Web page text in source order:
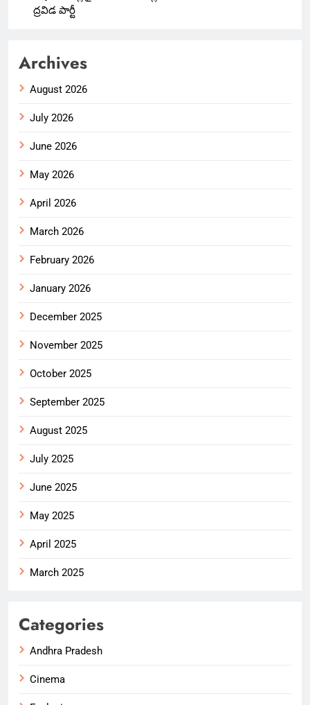
ద్రవిడ పార్టీ
Archives
August 2026
July 2026
June 2026
May 2026
April 2026
March 2026
February 2026
January 2026
December 2025
November 2025
October 2025
September 2025
August 2025
July 2025
June 2025
May 2025
April 2025
March 2025
Categories
Andhra Pradesh
Cinema